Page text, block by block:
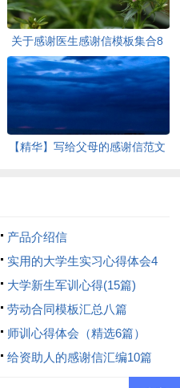
关于感谢医生感谢信模板集合8
篇
【精华】写给父母的感谢信范文
产品介绍信
实用的大学生实习心得体会4
篇大学新生军训心得(15篇)
劳动合同模板汇总八篇
师训心得体会（精选6篇）
给资助人的感谢信汇编10篇